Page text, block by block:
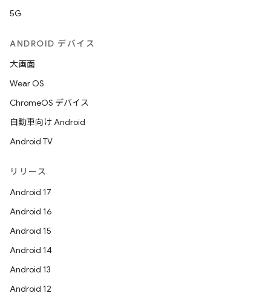
5G
ANDROID デバイス
大画面
Wear OS
ChromeOS デバイス
自動車向け Android
Android TV
リリース
Android 17
Android 16
Android 15
Android 14
Android 13
Android 12